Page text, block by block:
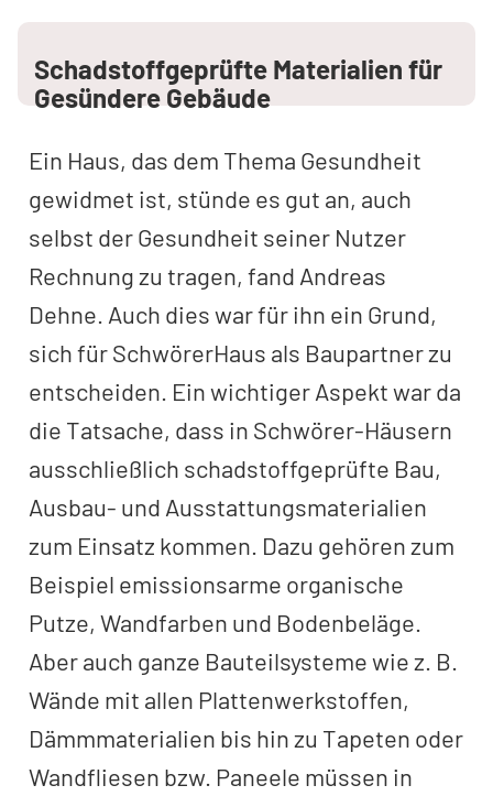
Schadstoffgeprüfte Materialien für
Gesündere Gebäude
Ein Haus, das dem Thema Gesundheit
gewidmet ist, stünde es gut an, auch
selbst der Gesundheit seiner Nutzer
Rechnung zu tragen, fand Andreas
Dehne. Auch dies war für ihn ein Grund,
sich für SchwörerHaus als Baupartner zu
entscheiden. Ein wichtiger Aspekt war da
die Tatsache, dass in Schwörer-Häusern
ausschließlich schadstoffgeprüfte Bau,
Ausbau- und Ausstattungsmaterialien
zum Einsatz kommen. Dazu gehören zum
Beispiel emissionsarme organische
Putze, Wandfarben und Bodenbeläge.
Aber auch ganze Bauteilsysteme wie z. B.
Wände mit allen Plattenwerkstoffen,
Dämmmaterialien bis hin zu Tapeten oder
Wandfliesen bzw. Paneele müssen in